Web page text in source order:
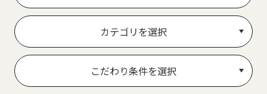
カテゴリを選択
こだわり条件を選択